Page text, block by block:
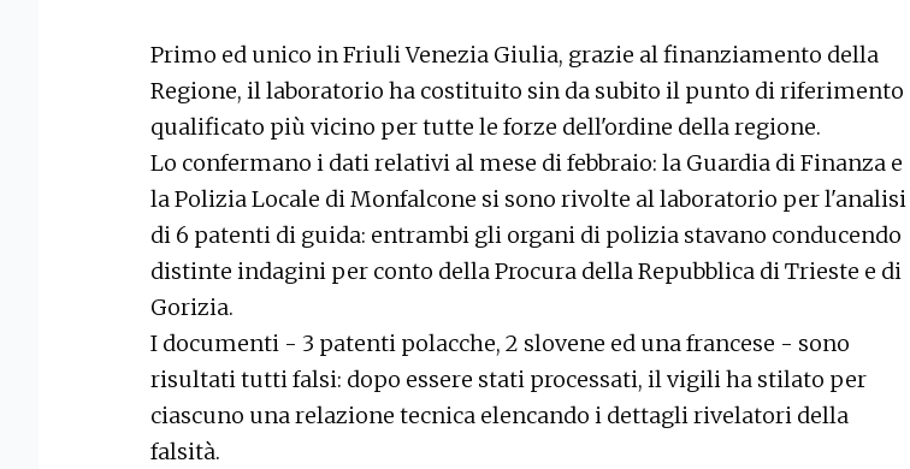
Primo ed unico in Friuli Venezia Giulia, grazie al finanziamento della
Regione, il laboratorio ha costituito sin da subito il punto di riferimento
qualificato più vicino per tutte le forze dell'ordine della regione.
Lo confermano i dati relativi al mese di febbraio: la Guardia di Finanza e
la Polizia Locale di Monfalcone si sono rivolte al laboratorio per l'analisi
di 6 patenti di guida: entrambi gli organi di polizia stavano conducendo
distinte indagini per conto della Procura della Repubblica di Trieste e di
Gorizia.
I documenti - 3 patenti polacche, 2 slovene ed una francese - sono
risultati tutti falsi: dopo essere stati processati, il vigili ha stilato per
ciascuno una relazione tecnica elencando i dettagli rivelatori della
falsità.